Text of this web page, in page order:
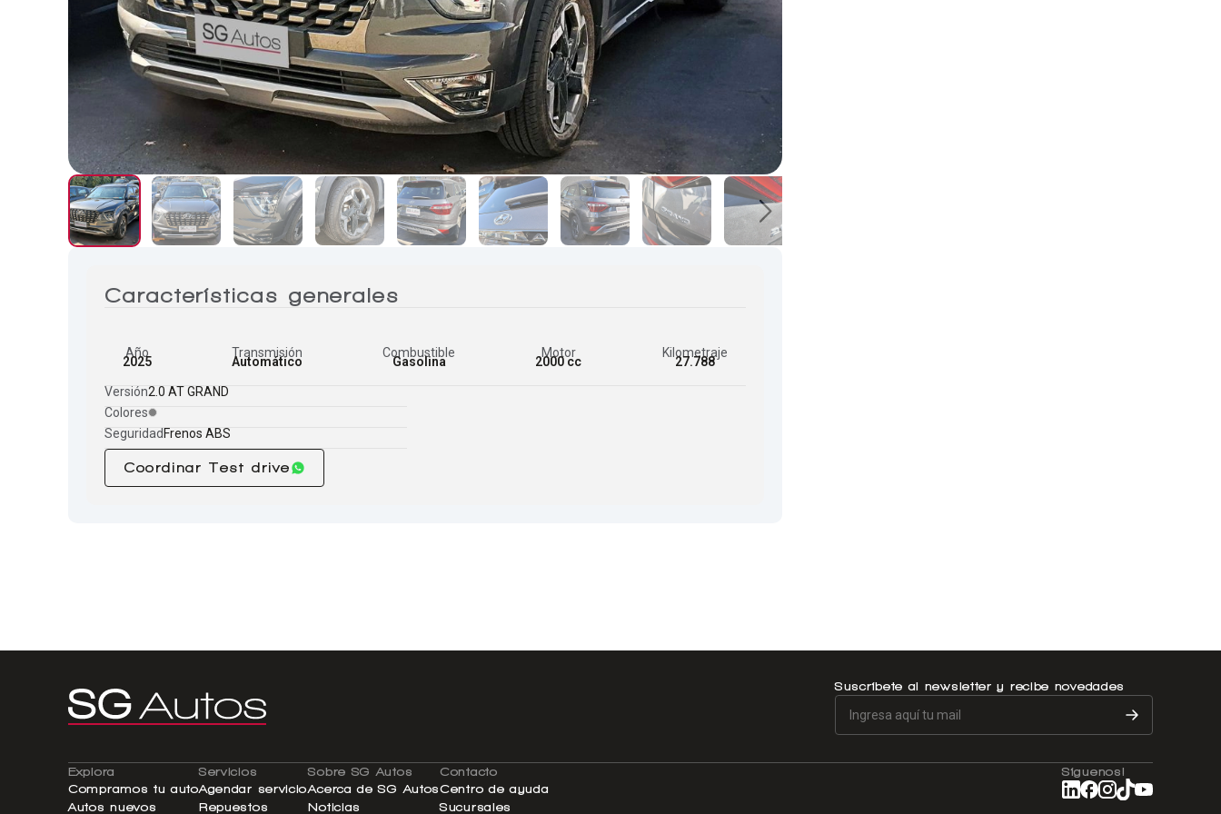
Características generales
Año
2025
Transmisión
Automático
Combustible
Gasolina
Motor
2000 cc
Kilometraje
27.788
Versión2.0 AT GRAND
Colores
SeguridadFrenos ABS
Coordinar Test drive
Suscríbete al newsletter y recibe novedades
Explora
Compramos tu auto
Autos nuevos
Servicios
Agendar servicio
Repuestos
Sobre SG Autos
Acerca de SG Autos
Noticias
Contacto
Centro de ayuda
Sucursales
Síguenos!